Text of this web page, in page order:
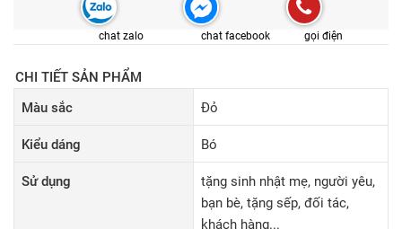
chat zalo chat facebook gọi điện
CHI TIẾT SẢN PHẨM
Màu sắc
Đỏ
Kiểu dáng Bó
Sử dụng
tặng sinh nhật mẹ, người yêu,
bạn bè, tặng sếp, đối tác,
khách hàng...